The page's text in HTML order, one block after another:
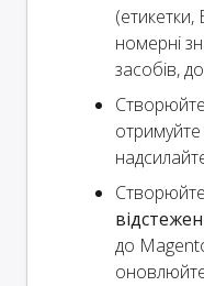
(етикетки,
номерні
засобів,
Створюйте
Створюйте
до